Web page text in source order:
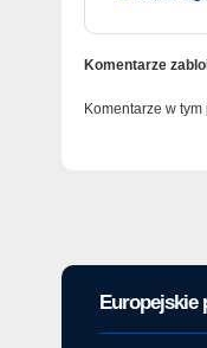
Komentarze
Komentarze w tym
Europejskie